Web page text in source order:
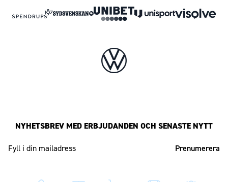
NYHETSBREV MED ERBJUDANDEN OCH SENASTE NYTT